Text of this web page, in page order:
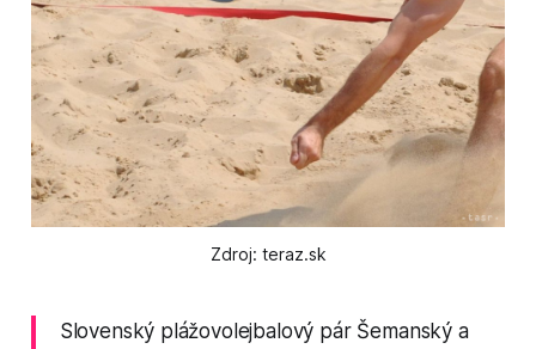
Zdroj: teraz.sk
Slovenský plážovolejbalový pár Šemanský a